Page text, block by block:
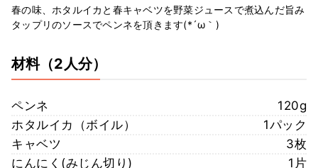
春の味、ホタルイカと春キャベツを野菜ジュースで煮込んだ旨み
タップリのソースでペンネを頂きます(*´ω｀)
材料（2人分）
ペンネ
120g
ホタルイカ（ボイル）
1パック
キャベツ
3枚
にんにく(みじん切り)
1片